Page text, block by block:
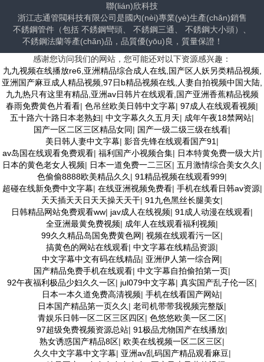
聯(lián)欣科技
浙江志通管閥科技有限公司是國內(nèi)專業(yè)生產(chǎn)銷售
不銹鋼管件 （包括 不銹鋼彎頭 不銹鋼三通 不銹鋼大小頭）、
不銹鋼法蘭等產(chǎn)品，品質優(yōu)良，質量保證！
感谢您访问我们的网站，您可能还对以下资源感兴趣：
九九视频在线播放re6,亚洲精品综合成人在线,国产区人妖另类精品视频,
亚洲国产麻豆成人精品视频,97日b精品视频在线,人妻自拍视频中国大陆,
九九热只有这里有精品,亚洲av日韩片在线观看,国产亚洲香蕉精品视频
春雨免费黄色片看看| 色吊丝欧美日韩中文字幕| 97成人在线观看视频|
五十路六十路日本老熟妇| 中文字幕久久五月天| 成年午夜18禁网站|
国产一区二区三区精品女同| 国产一级二级三级在线看|
美日韩人妻中文字幕| 影音先锋在线观看国产91 |
av岛国在线观看免费观看| 福利国产小视频合集| 日本特黄免费一级大片|
日本的黄色老女人视频| 日本一道免费一二三区| 五月激情综合美女久久 |
色偷偷8888欧美精品久久 | 91精品视频在线观看999|
超碰在线新免费中文字幕| 在线亚洲视频免费看| 手机在线看日韩av资源|
天天插天天日天天操天天干| 91九色黑丝长腿美女|
日韩精品网站免费观看ww| jav成人在线视频| 91成人动漫在线观看|
全亚洲最黄免费视频| 成年人在线观看福利视频|
99久久精品岛国免费黄色网| 视频在线观看污一区|
搞黄色的网站在线观看| 中文字幕在线精品资源|
中文字幕中文有码在线精品| 亚洲伊人第一综合网|
国产精品免费手机在线观看| 中文字幕自拍偷拍第一页|
92午夜福利极品少妇久久一区| jul079中文字幕| 真实国产乱子伦一区|
日本一本久道免费高清视频| 手机在线看国产网站|
日本国产精品第一页久久 | 老司机带带我视频完整版|
青娱乐日韩一区二区三区四区| 色悠悠欧美一区二区|
97超级免费视频资源总站| 91极品尤物国产在线播放|
熟女诱惑国产精品8区| 欧美在线视频一区二区三区|
久久中文字幕中文字幕| 亚洲av乱码国产精品观看麻豆|